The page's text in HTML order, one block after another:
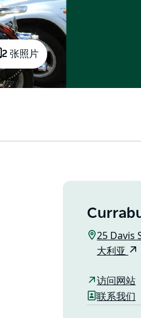
2 张照片
25 Davis
大利亚
访问网站
联系我们